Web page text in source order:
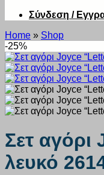
Σύνδεση /
Home » Shop
-25%
Σετ αγόρι
λευκό